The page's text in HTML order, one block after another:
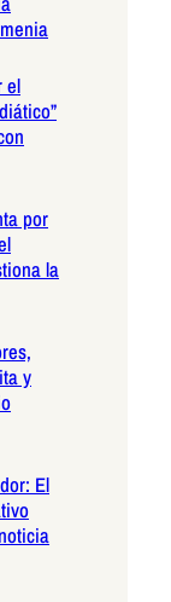
el
por
la
y
El